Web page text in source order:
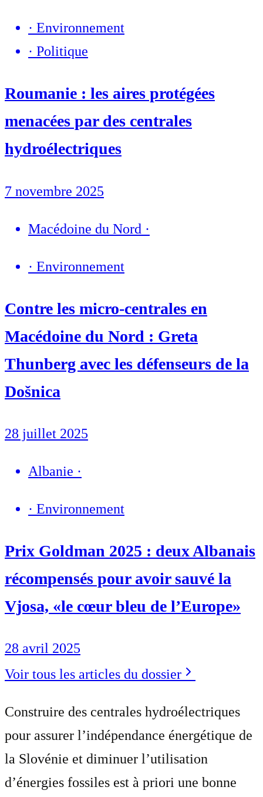
· Environnement
· Politique
Roumanie : les aires protégées
menacées par des centrales
hydroélectriques
7 novembre 2025
Macédoine du Nord ·
· Environnement
Contre les micro-centrales en
Macédoine du Nord : Greta
Thunberg avec les défenseurs de la
Došnica
28 juillet 2025
Albanie ·
· Environnement
Prix Goldman 2025 : deux Albanais
récompensés pour avoir sauvé la
Vjosa, «le cœur bleu de l’Europe»
28 avril 2025
Voir tous les articles du dossier
Construire des centrales hydroélectriques
pour assurer l’indépendance énergétique de
la Slovénie et diminuer l’utilisation
d’énergies fossiles est à priori une bonne